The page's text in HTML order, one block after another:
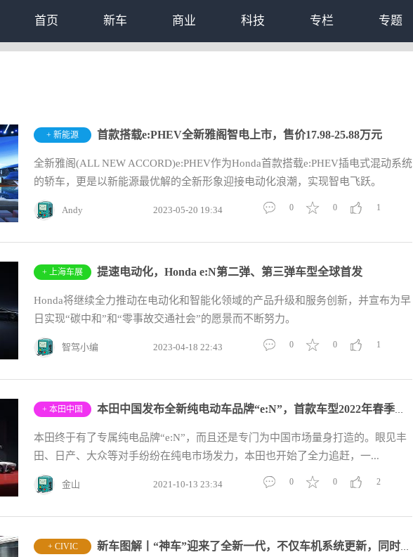
首页 新车 商业 科技 专栏 专题
+ 新能源 首款搭载e:PHEV全新雅阁智电上市，售价17.98-25.88万元
全新雅阁(ALL NEW ACCORD)e:PHEV作为Honda首款搭载e:PHEV插电式混动系统
的轿车，更是以新能源最优解的全新形象迎接电动化浪潮，实现智电飞跃。
Andy 2023-05-20 19:34 1
0
0
+ 上海车展 提速电动化，Honda e:N第二弹、第三弹车型全球首发
Honda将继续全力推动在电动化和智能化领域的产品升级和服务创新，并宣布为早
日实现“碳中和”和“零事故交通社会”的愿景而不断努力。
智驾小编 2023-04-18 22:43 1
0
0
+ 本田中国 本田中国发布全新纯电动车品牌“e:N”，首款车型2022年春季国内
本田终于有了专属纯电品牌“e:N”，而且还是专门为中国市场量身打造的。眼见丰
田、日产、大众等对手纷纷在纯电市场发力，本田也开始了全力追赶，一...
金山 2021-10-13 23:34 2
0
0
+ CIVIC 新车图解丨“神车”迎来了全新一代，不仅车机系统更新，同时也变